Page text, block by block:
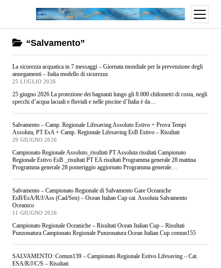
“Salvamento”
La sicurezza acquatica in 7 messaggi – Giornata mondiale per la prevenzione degli
annegamenti – Italia modello di sicurezza
25 LUGLIO 2026
25 giugno 2026 La protezione dei bagnanti lungo gli 8.000 chilometri di costa, negli
specchi d’acqua lacuali e fluviali e nelle piscine d’Italia è da…
Salvamento – Camp. Regionale Lifesaving Assoluto Estivo + Prova Tempi
Assoluta, PT EsA + Camp. Regionale Lifesaving EsB Estivo – Risultati
29 GIUGNO 2026
Campionato Regionale Assoluto_risultati PT Assoluta risultati Campionato
Regionale Estivo EsB _risultati PT EA risultati Programma generale 28 mattina
Programma generale 28 pomeriggio aggiornato Programma generale…
Salvamento – Campionato Regionale di Salvamento Gare Oceaniche
EsB/EsA/R/J/Ass (Cad/Sen) – Ocean Italian Cup cat. Assoluta Salvamento
Oceanico
11 GIUGNO 2026
Campionato Regionale Oceaniche – Risultati Ocean Italian Cup – Risultati
Punzonatura Campionato Regionale Punzonatura Ocean Italian Cup comun155
SALVAMENTO: Comun139 – Campionato Regionale Estivo Lifesaving – Cat.
ESA/R/J/C/S – Risultati